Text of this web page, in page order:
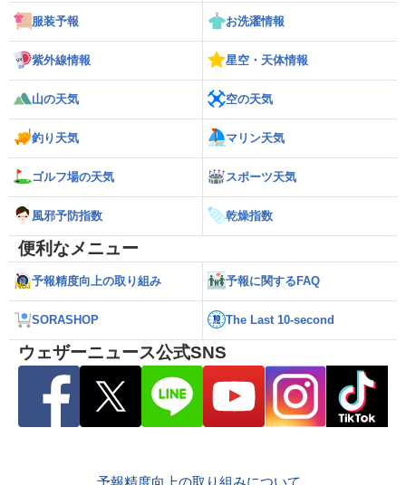
服装予報 お洗濯情報
紫外線情報 星空・天体情報
山の天気 空の天気
釣り天気 マリン天気
ゴルフ場の天気 スポーツ天気
風邪予防指数 乾燥指数
便利なメニュー
予報精度向上の取り組み 予報に関するFAQ
SORASHOP The Last 10-second
ウェザーニュース公式SNS
予報精度向上の取り組みについて